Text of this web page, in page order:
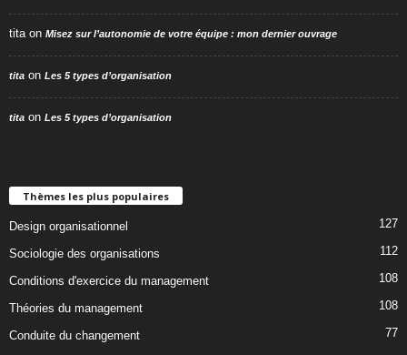
tita on Misez sur l’autonomie de votre équipe : mon dernier ouvrage
tita on Les 5 types d’organisation
tita on Les 5 types d’organisation
Thèmes les plus populaires
Design organisationnel 127
Sociologie des organisations 112
Conditions d'exercice du management 108
Théories du management 108
Conduite du changement
77